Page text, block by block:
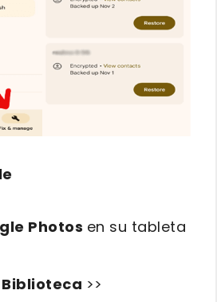
Photos en su tableta
Biblioteca >>